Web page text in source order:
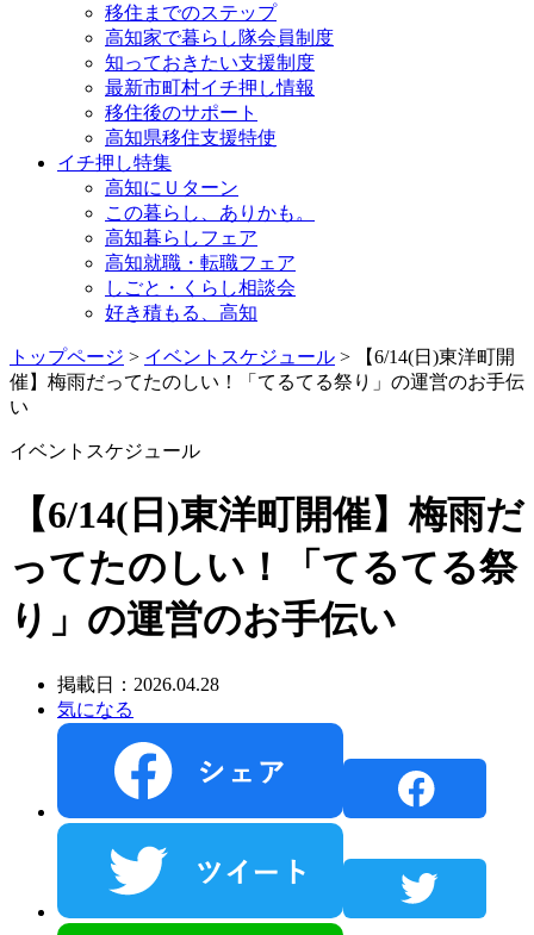
移住までのステップ
高知家で暮らし隊会員制度
知っておきたい支援制度
最新市町村イチ押し情報
移住後のサポート
高知県移住支援特使
イチ押し特集
高知にＵターン
この暮らし、ありかも。
高知暮らしフェア
高知就職・転職フェア
しごと・くらし相談会
好き積もる、高知
トップページ > イベントスケジュール > 【6/14(日)東洋町開
催】梅雨だってたのしい！「てるてる祭り」の運営のお手伝
い
イベントスケジュール
【6/14(日)東洋町開催】梅雨だ
ってたのしい！「てるてる祭
り」の運営のお手伝い
掲載日：2026.04.28
気になる